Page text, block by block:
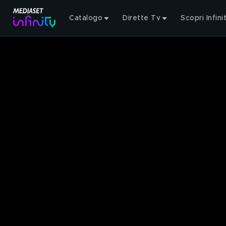
Catalogo Dirette Tv Scopri